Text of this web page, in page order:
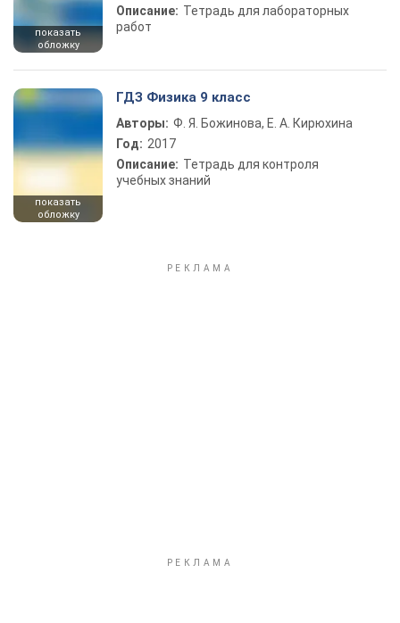
показать
обложку
Описание: Тетрадь для лабораторных
работ
показать
обложку
ГДЗ Физика 9 класс
Авторы: Ф. Я. Божинова, Е. А. Кирюхина
Год: 2017
Описание: Тетрадь для контроля
учебных знаний